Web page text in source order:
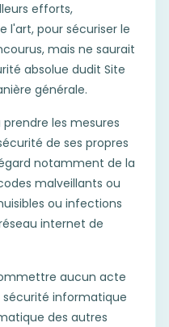
efforts,
l'art, pour sécuriser le
mais ne saurait
absolue dudit Site
générale.
les mesures
de ses propres
notamment de la
malveillants ou
ou infections
internet de
aucun acte
informatique
des autres